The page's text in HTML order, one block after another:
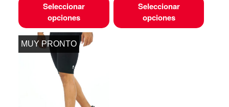
Seleccionar
opciones
Seleccionar
opciones
MUY PRONTO